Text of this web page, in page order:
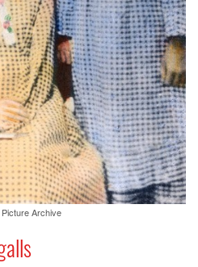
Archive